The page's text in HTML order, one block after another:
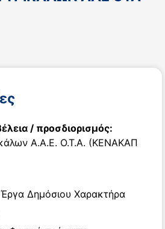
/ προσδιορισμός:
Α.Α.Ε. Ο.Τ.Α. (ΚΕΝΑΚΑΠ
Δημόσιου Χαρακτήρα